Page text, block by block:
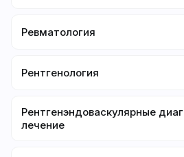
Ревматология
Рентгенология
Рентгенэндоваскулярные
лечение